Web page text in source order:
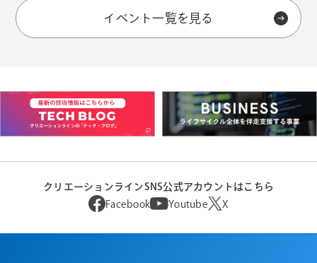
イベント一覧を見る
クリエーションラインSNS公式アカウントはこちら
Facebook
Youtube X